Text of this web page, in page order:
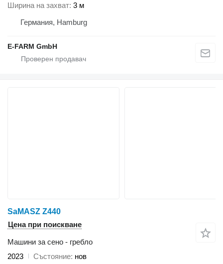
Ширина на захват 3 м
Германия, Hamburg
E-FARM GmbH
SaMASZ Z440
Цена при поискване
Машини за сено - гребло
2023
Състояние нов